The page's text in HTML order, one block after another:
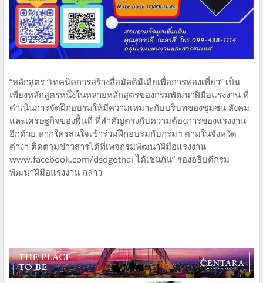
“หลักสูตร “เทคนิคการสร้างสื่อมัลติมีเดียเพื่อการท่องเที่ยว” เป็น
เพียงหลักสูตรหนึ่งในหลายหลักสูตรของกรมพัฒนาฝีมือแรงงาน ที่
ดำเนินการจัดฝึกอบรมให้มีความเหมาะกับบริบทของชุมชน สังคม
และเศรษฐกิจของพื้นที่ ที่สำคัญตรงกับความต้องการของแรงงาน
อีกด้วย หากใครสนใจเข้าร่วมฝึกอบรมกับกรมฯ ตามในจังหวัด
ต่างๆ ติดตามข่าวสารได้ที่เพจกรมพัฒนาฝีมือแรงงาน
www.facebook.com/dsdgothai ได้เช่นกัน” รองอธิบดีกรม
พัฒนาฝีมือแรงงาน กล่าว